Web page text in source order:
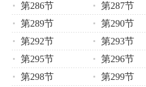
第286节
第287节
第289节
第290节
第292节
第293节
第295节
第296节
第298节
第299节